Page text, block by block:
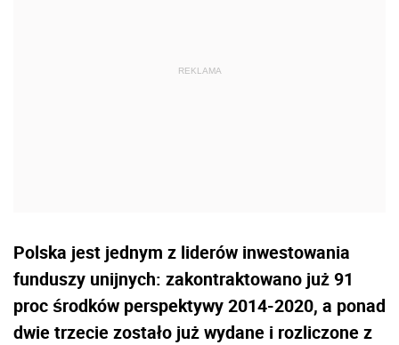
Polska jest jednym z liderów inwestowania
funduszy unijnych: zakontraktowano już 91
proc środków perspektywy 2014-2020, a ponad
dwie trzecie zostało już wydane i rozliczone z